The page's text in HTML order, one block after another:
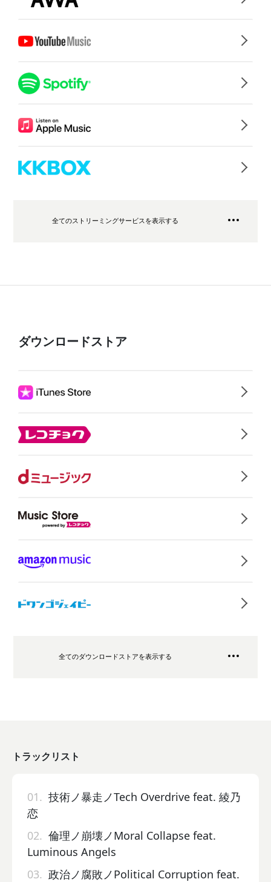
全てのストリーミングサービスを表示する
ダウンロードストア
全てのダウンロードストアを表示する
トラックリスト
01. 技術ノ暴走ノTech Overdrive feat. 綾乃
恋
02. 倫理ノ崩壊ノMoral Collapse feat.
Luminous Angels
03. 政治ノ腐敗ノPolitical Corruption feat.